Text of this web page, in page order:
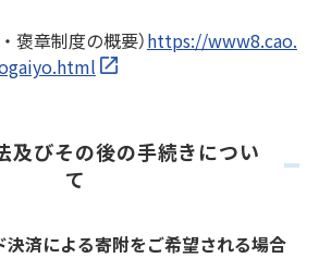
褒章制度の概要）https://www8.cao.
及びその後の手続きについ
て
済による寄附をご希望される場合